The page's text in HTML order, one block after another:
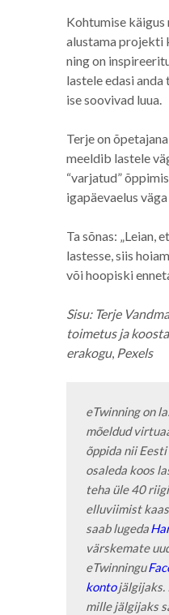
Kohtumise
alustama projekti
ning on
lastele edasi
ise soovivad luua.
Terje on
meeldib lastele
“varjatud”
igapäevaelus
Ta sõnas: „Leian,
lastesse, siis
või hoopiski
Sisu: Terje
toimetus ja
erakogu, Pexels
eTwinning on
mõeldud
õppida nii
osaleda koos
teha üle 40
elluviimist
saab lugeda
värskemate
eTwinningu
konto jälgijaks.
mille jälgijaks